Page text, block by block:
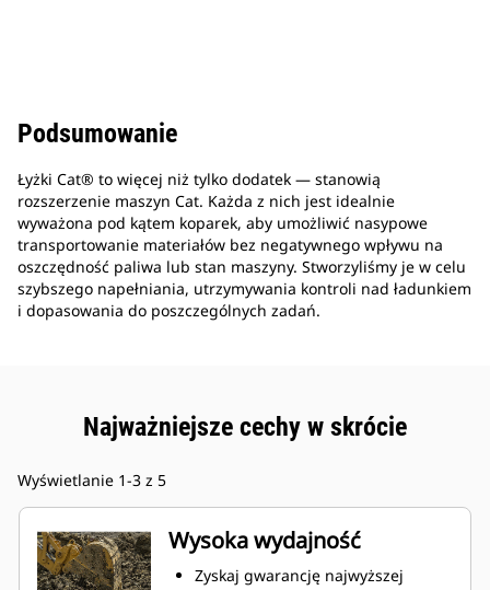
Podsumowanie
Łyżki Cat® to więcej niż tylko dodatek — stanowią
rozszerzenie maszyn Cat. Każda z nich jest idealnie
wyważona pod kątem koparek, aby umożliwić nasypowe
transportowanie materiałów bez negatywnego wpływu na
oszczędność paliwa lub stan maszyny. Stworzyliśmy je w celu
szybszego napełniania, utrzymywania kontroli nad ładunkiem
i dopasowania do poszczególnych zadań.
Najważniejsze cechy w skrócie
Wyświetlanie 1-3 z 5
Wysoka wydajność
Zyskaj gwarancję najwyższej